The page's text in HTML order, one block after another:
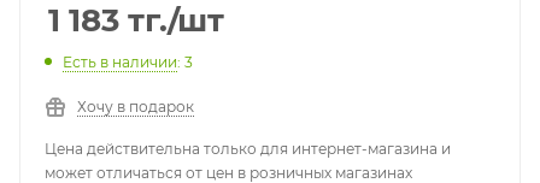
1 183 тг./шт
Есть в наличии: 3
Хочу в подарок
Цена действительна только для интернет-магазина и
может отличаться от цен в розничных магазинах